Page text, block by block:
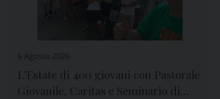
6 Agosto 2026
L’Estate di 400 giovani con Pastorale
Giovanile, Caritas e Seminario di